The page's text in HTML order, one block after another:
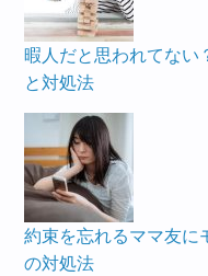
暇人だと思われてない
と対処法
約束を忘れるママ友
の対処法